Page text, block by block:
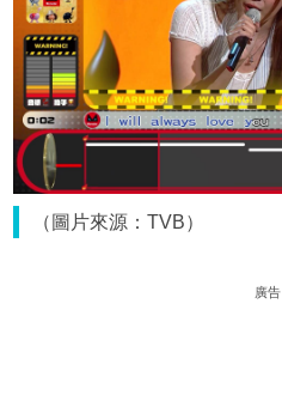
（圖片來源：TVB）
廣告